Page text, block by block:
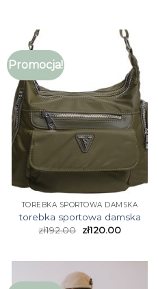
Promocja!
TOREBKA SPORTOWA DAMSKA
torebka sportowa damska
zł192.00 zł120.00